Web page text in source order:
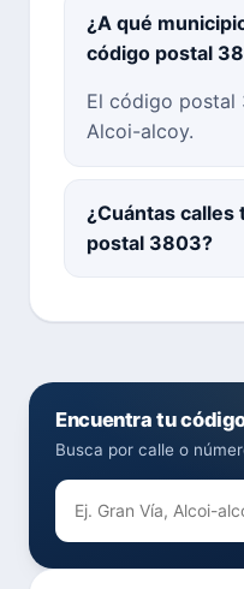
¿A qué
código postal
El código postal
Alcoi-alcoy.
¿Cuántas calles
postal 3803?
Encuentra tu
Busca por calle o